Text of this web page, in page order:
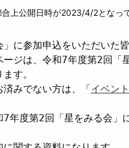
上公開日時が2023/4/2となっ
」に参加申込をいただいた
ージは、令和7年度第2回
す。
済みでない方は、「イベン
7年度第2回「星をみる会」